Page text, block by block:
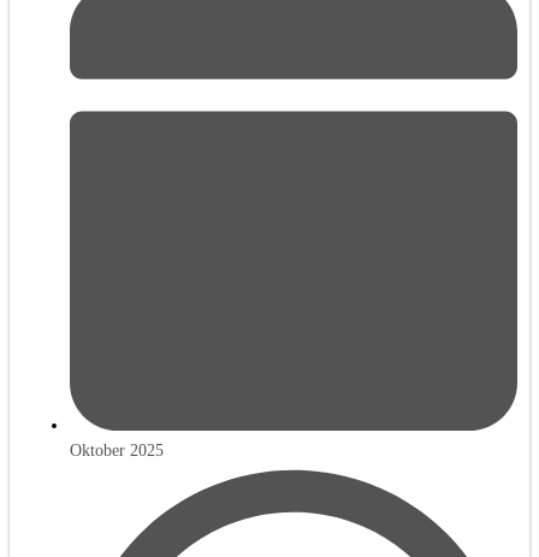
Oktober 2025